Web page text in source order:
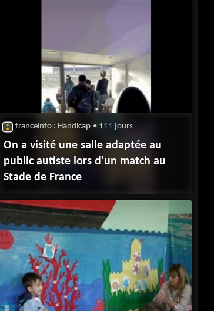
franceinfo : Handicap • 111 jours
On a visité une salle adaptée au
public autiste lors d'un match au
Stade de France